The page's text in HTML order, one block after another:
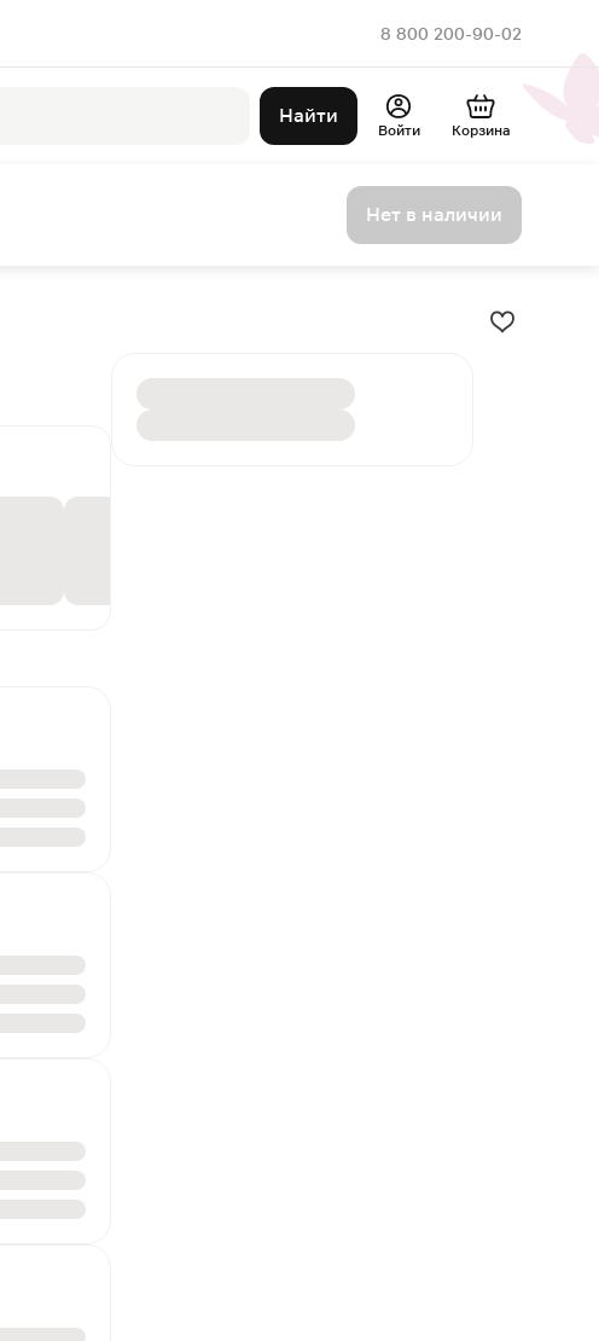
8 800 200-90-02
Найти
Войти Корзина
Нет в наличии